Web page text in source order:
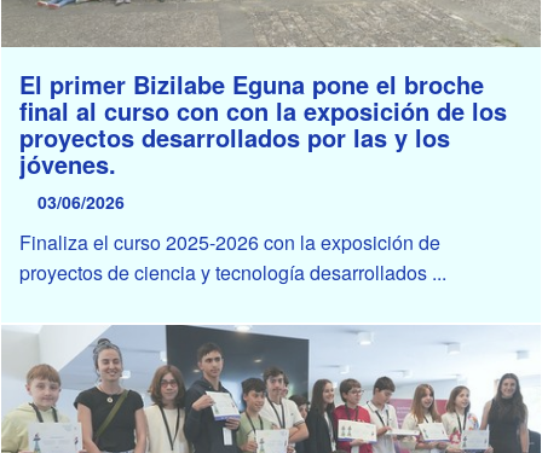
El primer Bizilabe Eguna pone el broche
final al curso con con la exposición de los
proyectos desarrollados por las y los
jóvenes.
03/06/2026
Finaliza el curso 2025-2026 con la exposición de
proyectos de ciencia y tecnología desarrollados ...